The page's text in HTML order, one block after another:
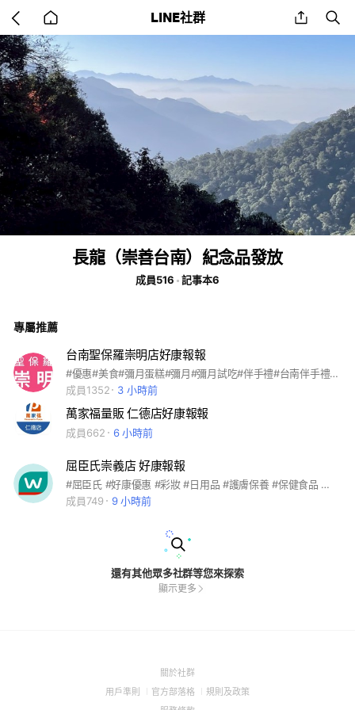
back
to
home
LINE社群 share
長龍（崇善台南）紀念品發放
成員516 記事本6
專屬推薦
台南聖保羅崇明店好康報報
#優惠#美食#彌月蛋糕#彌月#彌月試吃#伴手禮#台南伴手禮#喜餅#喜餅試吃#春節禮盒#端午節#中秋禮盒#中秋節#羅宋#重芋泥#冰粽#好吃#麵包#生日蛋糕
成員1352
3 小時前
萬家福量販 仁德店好康報報
成員662 6 小時前
屈臣氏崇義店 好康報報
#屈臣氏 #好康優惠 #彩妝 #日用品 #護膚保養 #保健食品 營業時間： 週一-週日→ 10:00-22:30 門市地址： 台南市東區崇德路646號(近市醫)
成員749
9 小時前
還有其他眾多社群等您來探索
顯示更多
關於社群(Open
用戶準則
(Open
官方部落格
(Open
規則及政策(Open